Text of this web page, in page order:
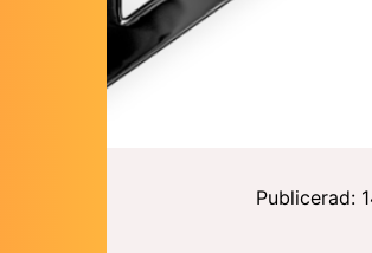
Publicerad: